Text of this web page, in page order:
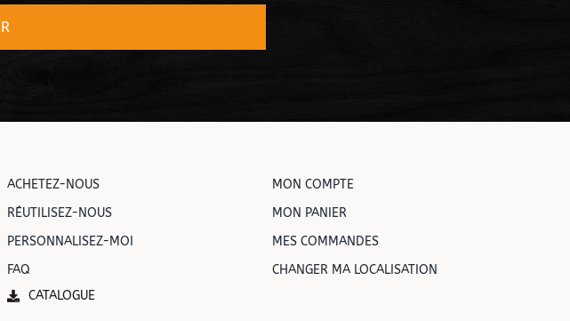
ACHETEZ-NOUS
RÉUTILISEZ-NOUS
PERSONNALISEZ-MOI
FAQ
CATALOGUE
MON COMPTE
MON PANIER
MES COMMANDES
CHANGER MA LOCALISATION